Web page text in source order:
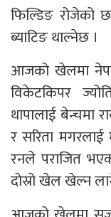
फिल्डिङ रोजेको
ब्याटिङ थाल्नेछ ।
आजको खेलमा
विकेटकिपर
थापालाई बेन्चमा
र सरिता
रनले पराजित
दोस्रो खेल खेल्न